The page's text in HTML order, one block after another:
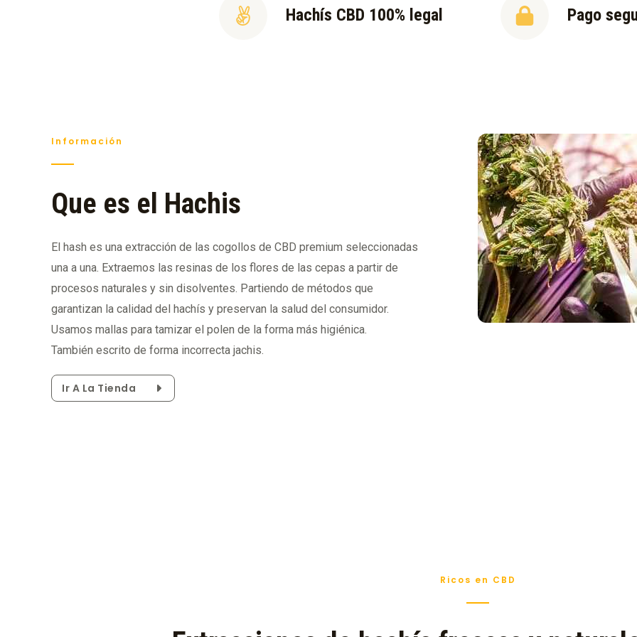
Hachís CBD 100% legal Pago
Información
Que es el Hachis
El hash es una extracción de las cogollos de CBD premium seleccionadas
una a una. Extraemos las resinas de los flores de las cepas a partir de
procesos naturales y sin disolventes. Partiendo de métodos que
garantizan la calidad del hachís y preservan la salud del consumidor.
Usamos mallas para tamizar el polen de la forma más higiénica.
También escrito de forma incorrecta jachis.
Ir A La Tienda
Ricos en CBD